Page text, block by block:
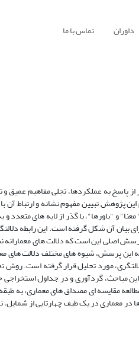
داوران تماس با ما
پاسخ به عملکردها، تجلی مفاهیم عمیق
پژوهش تبیین مفهوم نشانه و ارتباط آن
با گذر از لایه های متعدد و
بیان آن شکل گرفته است. این رابطه
اصلی این است که دلالت های
این پرسش، شیوه های مختلف دلالت های
مورد تحلیل قرار گرفته است. روش
مباحث، گردآوری و در جداول
مقایسه ای مصداق های معماری، به
معماری در یک طیف چهارتایی از شمایل،